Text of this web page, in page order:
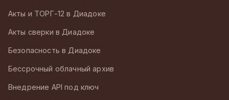
Акты и ТОРГ-12 в Диадоке
Акты сверки в Диадоке
Безопасность в Диадоке
Бессрочный облачный архив
Внедрение API под ключ